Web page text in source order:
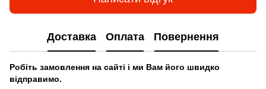
Доставка Оплата Повернення
Робіть замовлення на сайті і ми Вам його швидко
відправимо.